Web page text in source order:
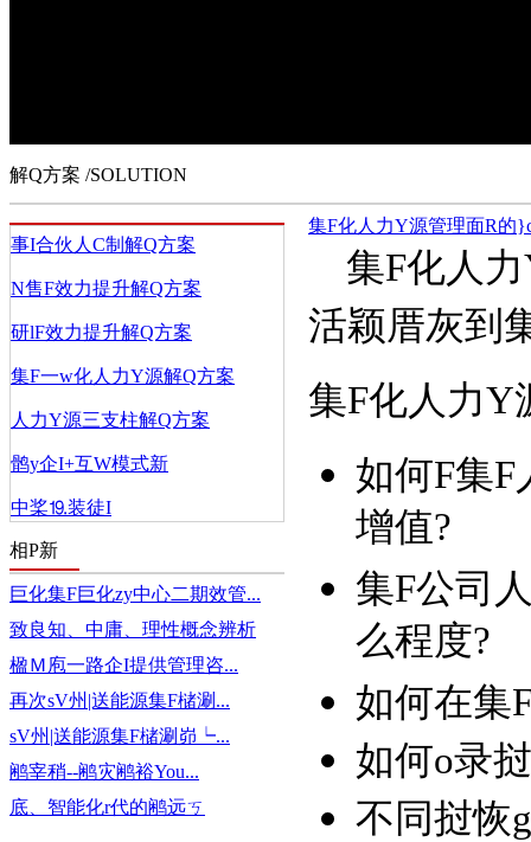
解Q方案 /SOLUTION
事I合伙人C制解Q方案
N售F效力提升解Q方案
研lF效力提升解Q方案
集F一w化人力Y源解Q方案
人力Y源三支柱解Q方案
鹘y企I+互W模式新
中桨⒚装徒I
相P新
巨化集F巨化zy中心二期效管...
致良知、中庸、理性概念辨析
楹Ｍ庖一路企I提供管理咨...
再次sV州|送能源集F槠涮...
sV州|送能源集F槠涮峁┕...
鹇宰稍--鹇灾鹇裕You...
底、智能化r代的鹇远ㄎ
集F化人力Y源管理面R的
集F化人力
活颖厝灰到
集F化人力Y
如何F集F
增值?
集F公司
么程度?
如何在集
如何ο录
不同挝恢